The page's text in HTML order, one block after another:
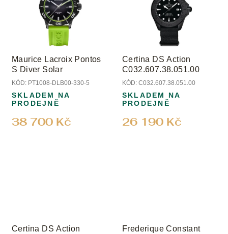
Maurice Lacroix Pontos
S Diver Solar
KÓD: PT1008-DLB00-330-5
38 700 Kč
SKLADEM NA
PRODEJNĚ
Certina DS Action
C032.607.38.051.00
KÓD: C032.607.38.051.00
26 190 Kč
SKLADEM NA
PRODEJNĚ
Certina DS Action
Frederique Constant